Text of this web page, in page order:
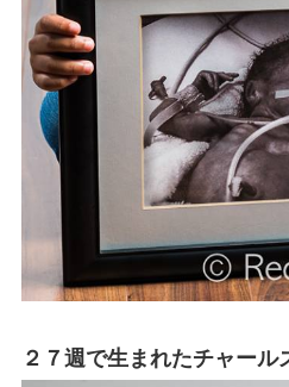
２７週で生まれたチャール